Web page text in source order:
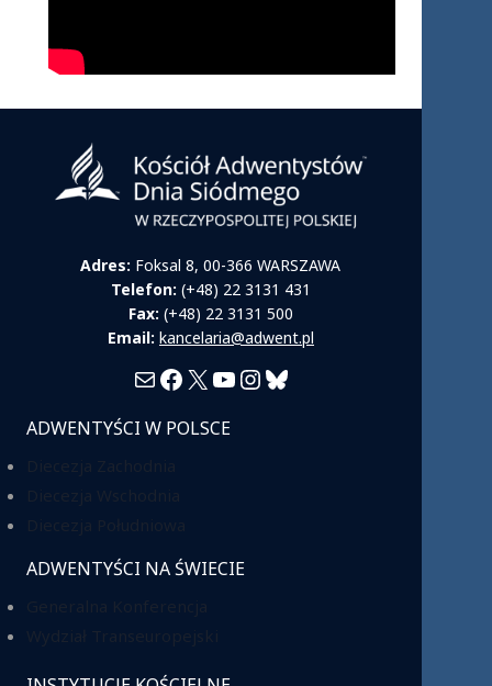
Adres: Foksal 8, 00-366 WARSZAWA
Telefon: (+48) 22 3131 431
Fax: (+48) 22 3131 500
Email: kancelaria@adwent.pl
MailFacebook
X YouTube
Instagram
Bluesky
ADWENTYŚCI W POLSCE
ADWENTYŚCI NA ŚWIECIE